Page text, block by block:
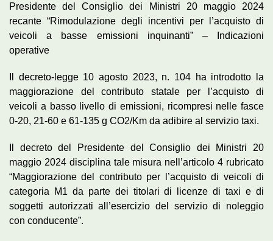
Presidente del Consiglio dei Ministri 20 maggio 2024
recante “Rimodulazione degli incentivi per l’acquisto di
veicoli a basse emissioni inquinanti”– Indicazioni
operative
Il decreto-legge 10 agosto 2023, n. 104 ha introdotto la
maggiorazione del contributo statale per l’acquisto di
veicoli a basso livello di emissioni, ricompresi nelle fasce
0-20, 21-60 e 61-135 g CO2/Km da adibire al servizio taxi.
Il decreto del Presidente del Consiglio dei Ministri 20
maggio 2024 disciplina tale misura nell’articolo 4 rubricato
“Maggiorazione del contributo per l’acquisto di veicoli di
categoria M1 da parte dei titolari di licenze di taxi e di
soggetti autorizzati all’esercizio del servizio di noleggio
con conducente”.